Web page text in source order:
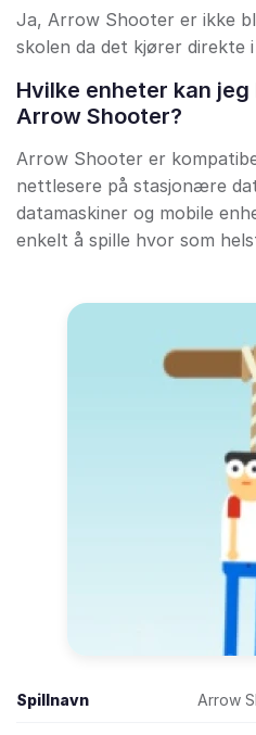
Ja, Arrow Shooter er ikke
skolen da det kjører direkte
Hvilke enheter kan
Arrow Shooter?
Arrow Shooter er
nettlesere på stasjonære
datamaskiner og mobile
enkelt å spille hvor som
Spillnavn Arrow